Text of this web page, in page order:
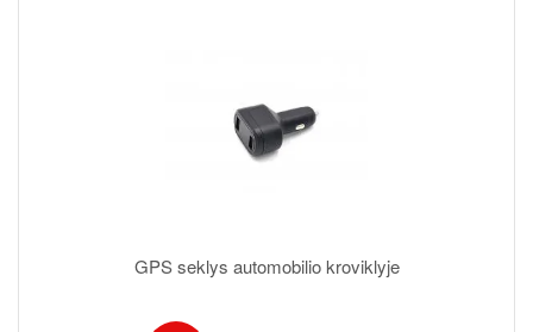
GPS seklys automobilio kroviklyje